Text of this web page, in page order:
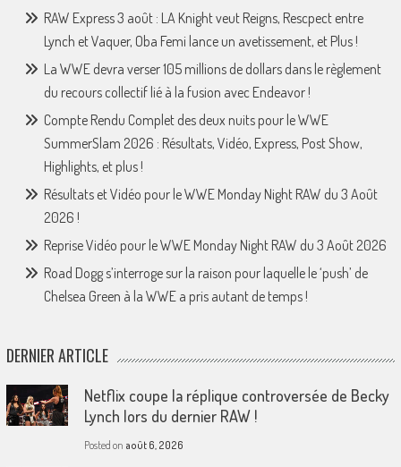
RAW Express 3 août : LA Knight veut Reigns, Rescpect entre
Lynch et Vaquer, Oba Femi lance un avetissement, et Plus !
La WWE devra verser 105 millions de dollars dans le règlement
du recours collectif lié à la fusion avec Endeavor !
Compte Rendu Complet des deux nuits pour le WWE
SummerSlam 2026 : Résultats, Vidéo, Express, Post Show,
Highlights, et plus !
Résultats et Vidéo pour le WWE Monday Night RAW du 3 Août
2026 !
Reprise Vidéo pour le WWE Monday Night RAW du 3 Août 2026
Road Dogg s’interroge sur la raison pour laquelle le ‘push’ de
Chelsea Green à la WWE a pris autant de temps !
DERNIER ARTICLE
Netflix coupe la réplique controversée de Becky
Lynch lors du dernier RAW !
Posted on août 6, 2026